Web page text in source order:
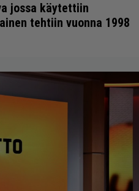
jossa käytettiin
tehtiin vuonna 1998